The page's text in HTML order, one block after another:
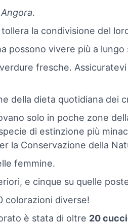
Angora.
la condivisione del
possono vivere più a lungo
fresche.
della dieta quotidiana dei
solo in poche zone
di estinzione più
la Conservazione della
femmine.
e cinque su quelle
colorazioni diverse!
è stata di oltre 20